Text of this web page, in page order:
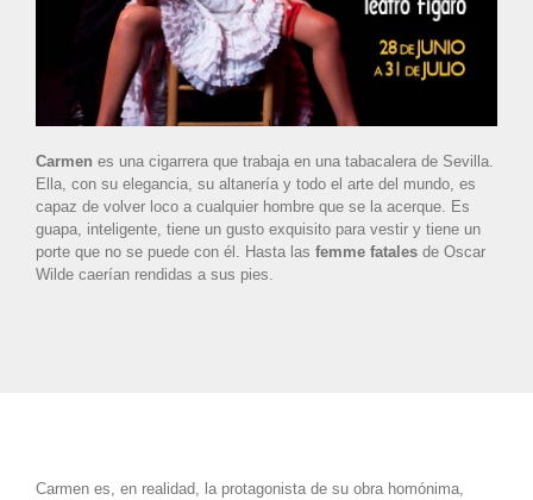
Carmen es una cigarrera que trabaja en una tabacalera de Sevilla.
Ella, con su elegancia, su altanería y todo el arte del mundo, es
capaz de volver loco a cualquier hombre que se la acerque. Es
guapa, inteligente, tiene un gusto exquisito para vestir y tiene un
porte que no se puede con él. Hasta las femme fatales de Oscar
Wilde caerían rendidas a sus pies.
Carmen es, en realidad, la protagonista de su obra homónima,